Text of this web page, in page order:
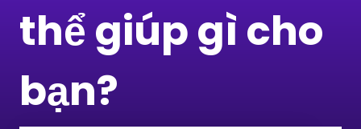
thể giúp gì cho
bạn?